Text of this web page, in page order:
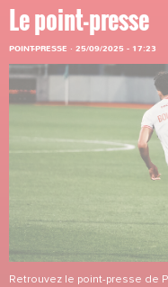
Le point-presse
POINT-PRESSE · 25/09/2025 - 17:23
Retrouvez le point-presse de